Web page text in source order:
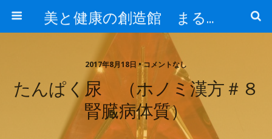
美と健康の創造館 まるとみ薬品 ぐんまの薬屋 芳さんのブログ
2017年8月18日 • コメントなし
たんぱく尿 （ホノミ漢方＃８
腎臓病体質）